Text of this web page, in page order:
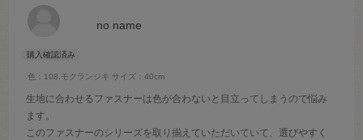
no name
色：108.モクランジキ サイズ：40cm
生地に合わせるファスナーは色が合わないと目立ってしまうので悩み
ます。
このファスナーのシリーズを取り揃えていただいていて、選びやすく